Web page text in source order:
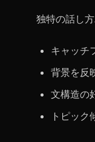
独特の話し
キャッチ
背景を反
文構造の
トピック